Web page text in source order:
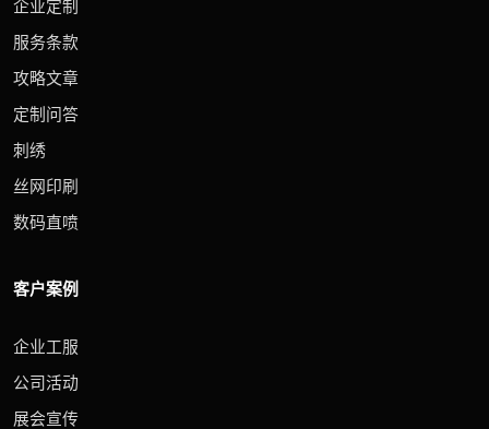
企业定制
服务条款
攻略文章
定制问答
刺绣
丝网印刷
数码直喷
客户案例
企业工服
公司活动
展会宣传